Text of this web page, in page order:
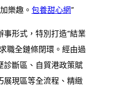
樂趣。 包養甜心網”
形式，特別打造“結業
職全鏈條閉環。經由過
診斷區、自貿港政策賦
展現區等全流程、精緻